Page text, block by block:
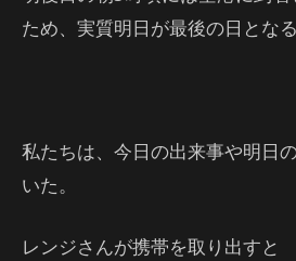
ため、実質明日が最後の日となる
私たちは、今日の出来事や明日
いた。
レンジさんが携帯を取り出すと